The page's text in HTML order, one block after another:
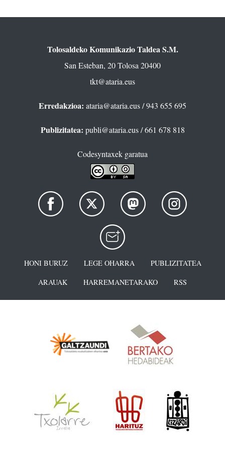
Tolosaldeko Komunikazio Taldea S.M.
San Esteban, 20 Tolosa 20400
tkt@ataria.eus
Erredakzioa: ataria@ataria.eus/ 943 655 695
Publizitatea: publi@ataria.eus/ 661 678 818
Codesyntaxek garatua
HONI BURUZ LEGE OHARRA
PUBLIZITATEA
ARAUAK
HARREMANETARAKO RSS